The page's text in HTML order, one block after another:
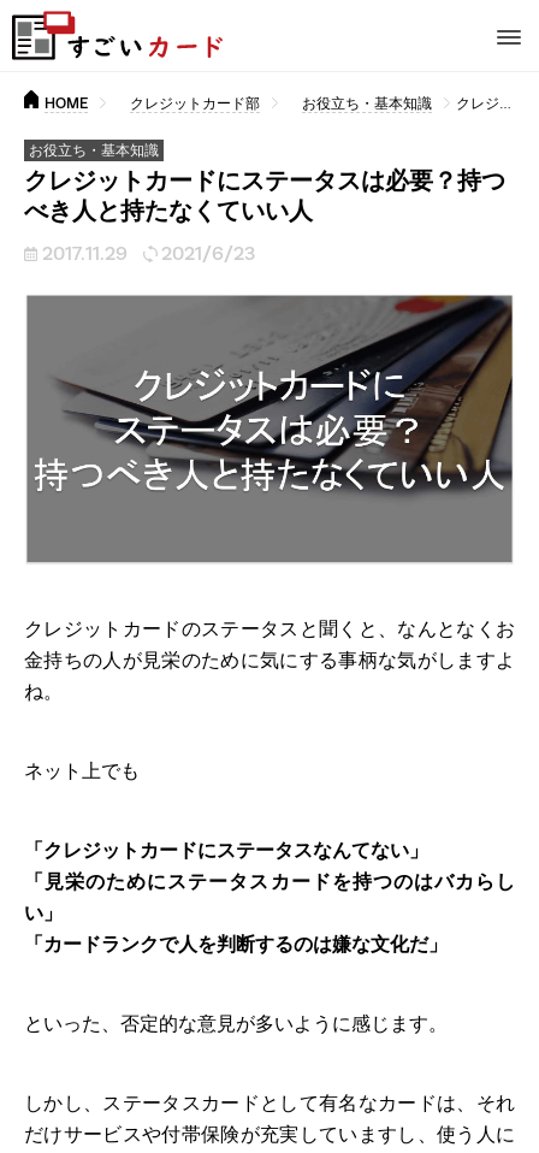
HOME クレジットカード部 お役立ち・基本知識 クレジットカードにステータスは必要？持つべき人と持たなくていい人
お役立ち・基本知識
クレジットカードにステータスは必要？持つ
べき人と持たなくていい人
2017.11.29 2021/6/23
クレジットカードのステータスと聞くと、なんとなくお
金持ちの人が見栄のために気にする事柄な気がしますよ
ね。
ネット上でも
「クレジットカードにステータスなんてない」
「見栄のためにステータスカードを持つのはバカらし
い」
「カードランクで人を判断するのは嫌な文化だ」
といった、否定的な意見が多いように感じます。
しかし、ステータスカードとして有名なカードは、それ
だけサービスや付帯保険が充実していますし、使う人に